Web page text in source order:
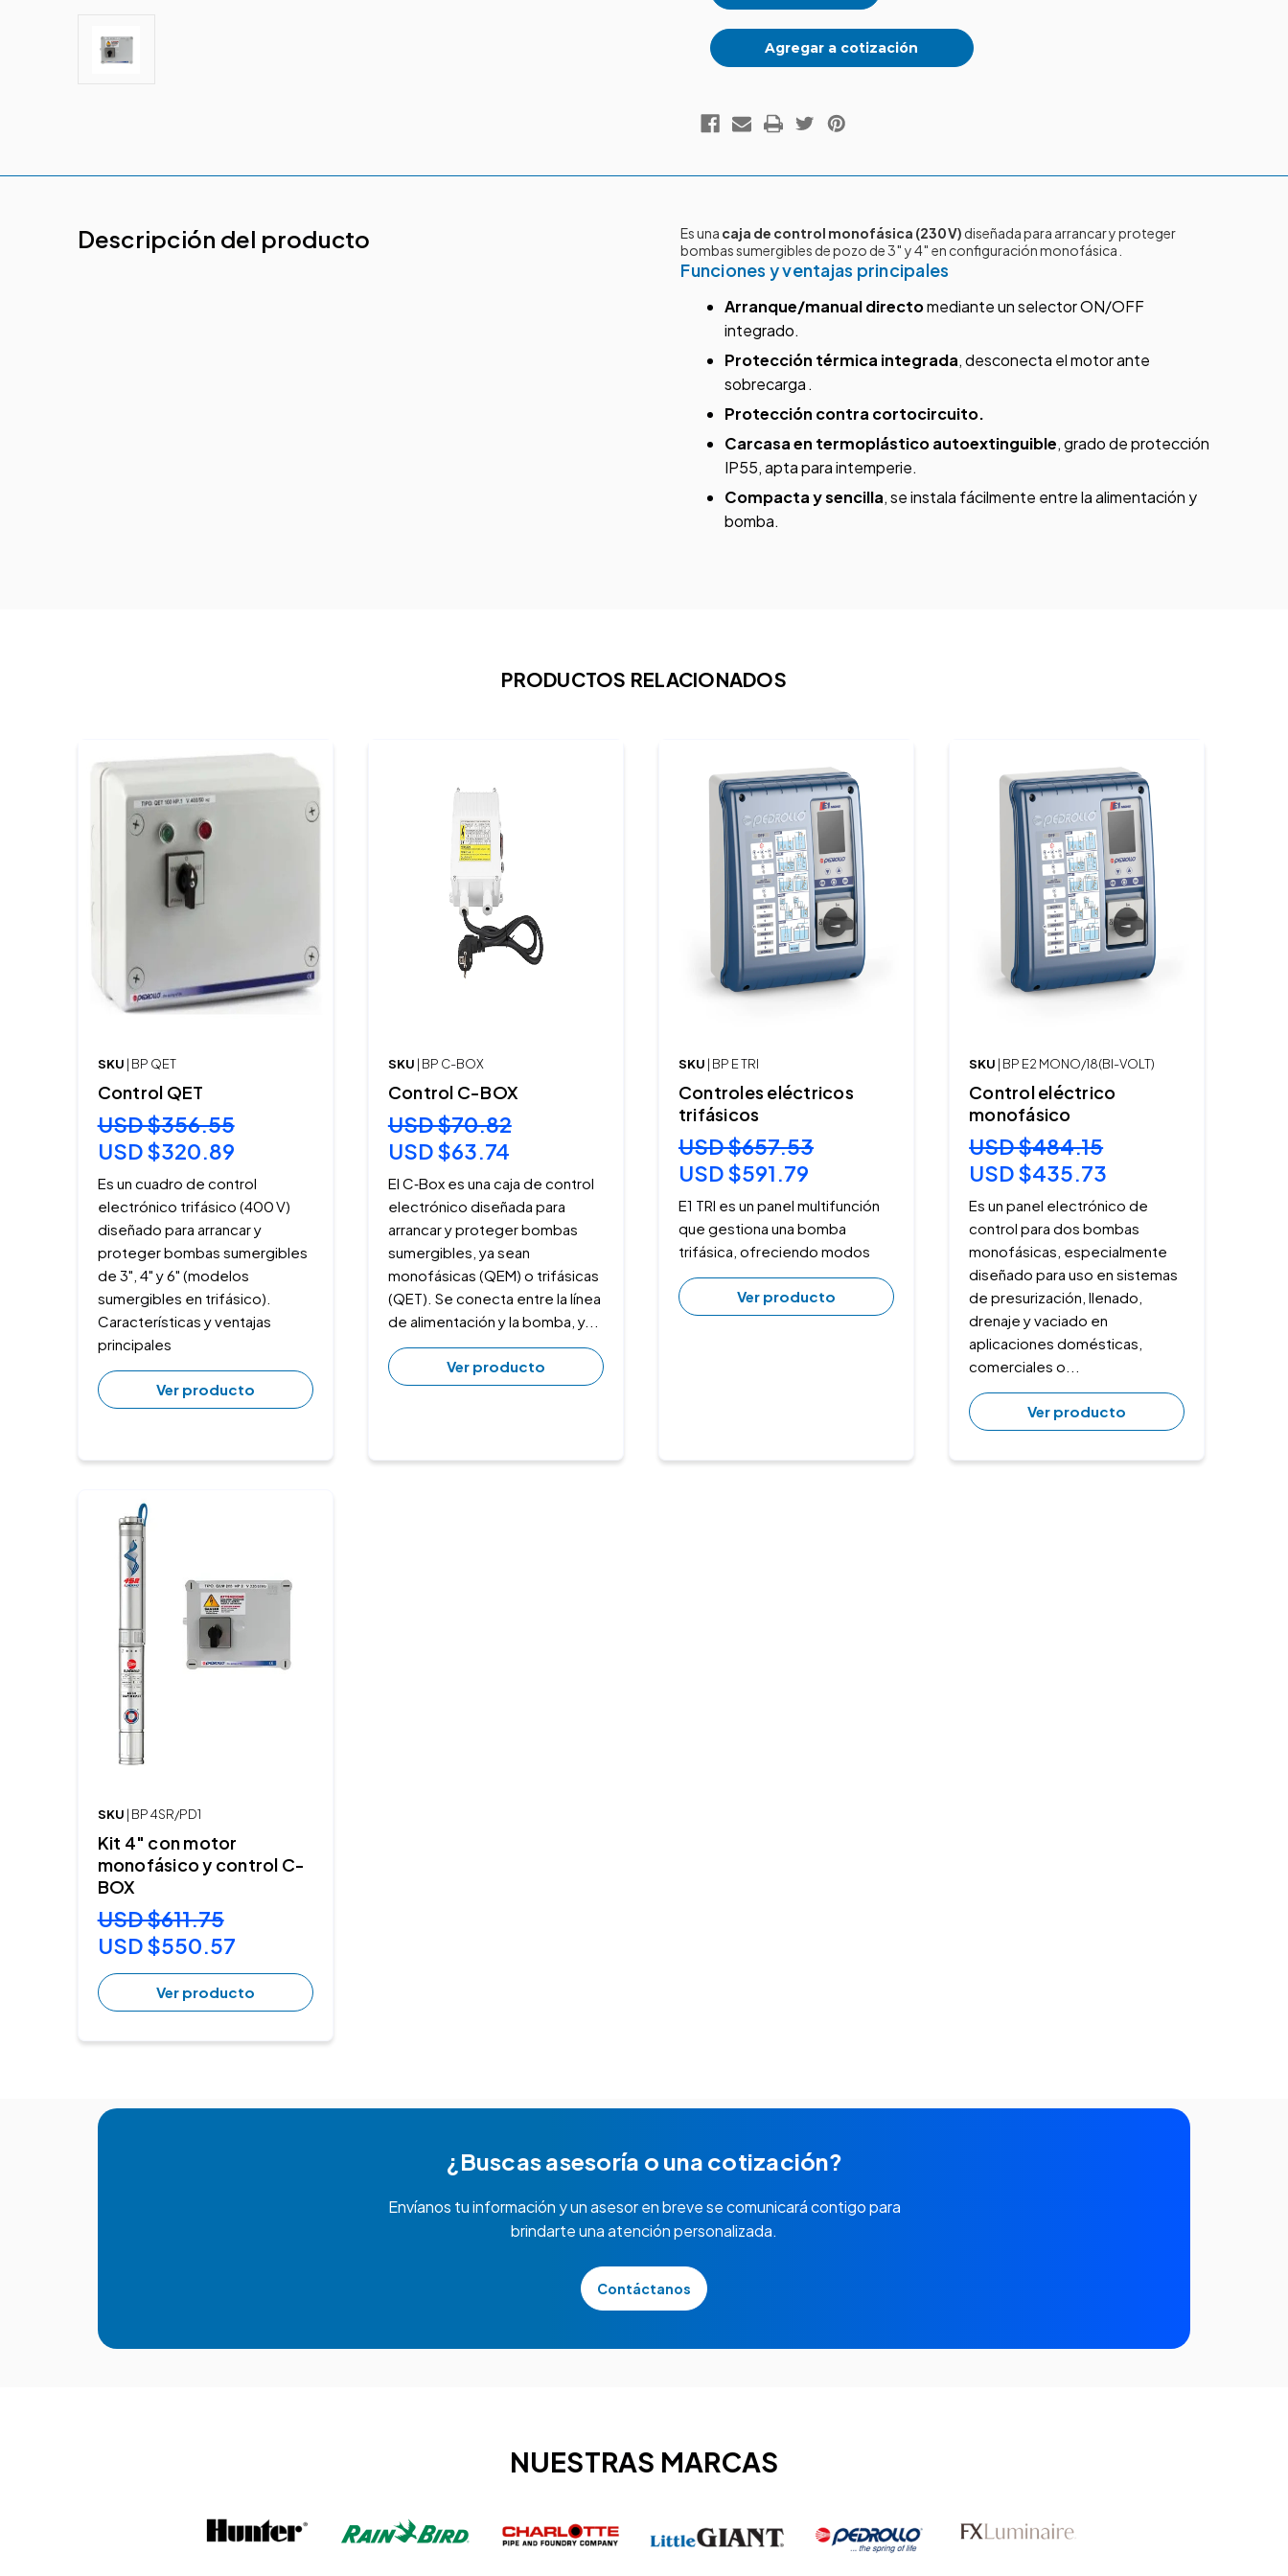
Agregar a cotización
Descripción del producto Es una caja de control monofásica (230 V) diseñada para arrancar y proteger
bombas sumergibles de pozo de 3″ y 4″ en configuración monofásica .
Funciones y ventajas principales
Arranque/manual directomediante un selector ON/OFF
integrado.
Protección térmica integrada, desconecta el motor ante
sobrecarga .
Protección contra cortocircuito.
Carcasa en termoplástico autoextinguible, grado de protección
IP55, apta para intemperie.
Compacta y sencilla, se instala fácilmente entre la alimentación y
bomba.
PRODUCTOS RELACIONADOS
SKU | BP QET
Control QET
USD $356.55
USD $320.89
Es un cuadro de control
electrónico trifásico (400 V)
diseñado para arrancar y
proteger bombas sumergibles
de 3", 4" y 6" (modelos
sumergibles en trifásico).
Características y ventajas
principales
Ver producto
SKU | BP C-BOX
Control C-BOX
USD $70.82
USD $63.74
El C‑Box es una caja de control
electrónico diseñada para
arrancar y proteger bombas
sumergibles, ya sean
monofásicas (QEM) o trifásicas
(QET). Se conecta entre la línea
de alimentación y la bomba, y...
Ver producto
SKU | BP E TRI
Controles eléctricos
trifásicos
USD $657.53
USD $591.79
E1 TRI es un panel multifunción
que gestiona una bomba
trifásica, ofreciendo modos
Ver producto
SKU | BP E2 MONO/18(BI-VOLT)
Control eléctrico
monofásico
USD $484.15
USD $435.73
Es un panel electrónico de
control para dos bombas
monofásicas, especialmente
diseñado para uso en sistemas
de presurización, llenado,
drenaje y vaciado en
aplicaciones domésticas,
comerciales o...
Ver producto
SKU | BP 4SR/PD1
Kit 4" con motor
monofásico y control C-
BOX
USD $611.75
USD $550.57
Ver producto
¿Buscas asesoría o una cotización?
Envíanos tu información y un asesor en breve se comunicará contigo para
brindarte una atención personalizada.
Contáctanos
NUESTRAS MARCAS